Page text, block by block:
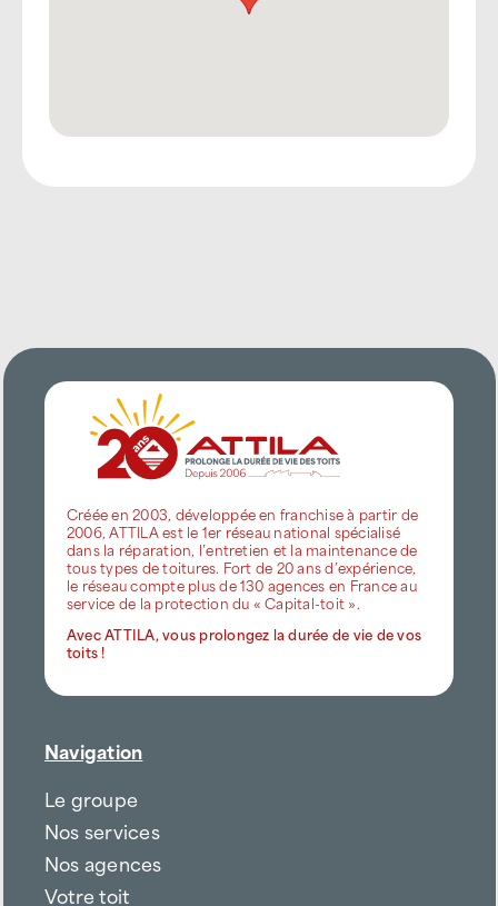
Créée en 2003, développée en franchise à partir de
2006, ATTILA est le 1er réseau national spécialisé
dans la réparation, l’entretien et la maintenance de
tous types de toitures. Fort de 20 ans d’expérience,
le réseau compte plus de 130 agences en France au
service de la protection du « Capital-toit ».
Avec ATTILA, vous prolongez la durée de vie de vos
toits !
Navigation
Le groupe
Nos services
Nos agences
Votre toit